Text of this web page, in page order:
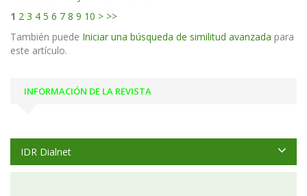
1 2 3 4 5 6 7 8 9 10 > >>
También puede Iniciar una búsqueda de similitud avanzada para
este artículo.
INFORMACIÓN DE LA REVISTA
IDR Dialnet